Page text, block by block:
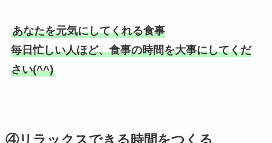
あなたを元気にしてくれる食事
毎日忙しい人ほど、食事の時間を大事にしてくだ
さい(^^)